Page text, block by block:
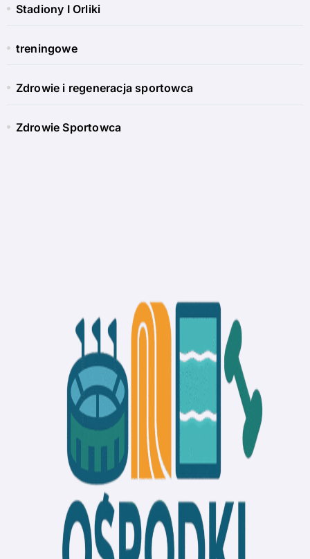
Stadiony I Orliki
treningowe
Zdrowie i regeneracja sportowca
Zdrowie Sportowca